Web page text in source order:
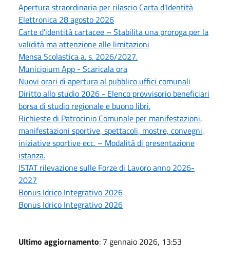
Apertura straordinaria per rilascio Carta d'Identità
Elettronica 28 agosto 2026
Carte d’identità cartacee – Stabilita una proroga per la
validità ma attenzione alle limitazioni
Mensa Scolastica a. s. 2026/2027.
Municipium App - Scaricala ora
Nuovi orari di apertura al pubblico uffici comunali
Diritto allo studio 2026 - Elenco provvisorio beneficiari
borsa di studio regionale e buono libri.
Richieste di Patrocinio Comunale per manifestazioni,
manifestazioni sportive, spettacoli, mostre, convegni,
iniziative sportive ecc. – Modalità di presentazione
istanza.
ISTAT rilevazione sulle Forze di Lavoro anno 2026-
2027
Bonus Idrico Integrativo 2026
Bonus Idrico Integrativo 2026
Ultimo aggiornamento: 7 gennaio 2026, 13:53